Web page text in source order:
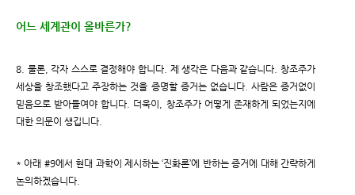
어느 세계관이 올바른가?
8. 물론, 각자 스스로 결정해야 합니다. 제 생각은 다음과 같습니다. 창조주가
세상을 창조했다고 주장하는 것을 증명할 증거는 없습니다. 사람은 증거없이
믿음으로 받아들여야 합니다. 더욱이, 창조주가 어떻게 존재하게 되었는지에
대한 의문이 생깁니다.
* 아래 #9에서 현대 과학이 제시하는 ‘진화론’에 반하는 증거에 대해 간략하게
논의하겠습니다.